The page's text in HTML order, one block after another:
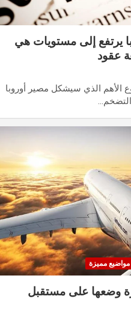
يرتفع إلى مستويات هي
عقود
الأهم الذي سيشكل مصير أوروبا
مواضيع مميزة
وضعها على مستقبل